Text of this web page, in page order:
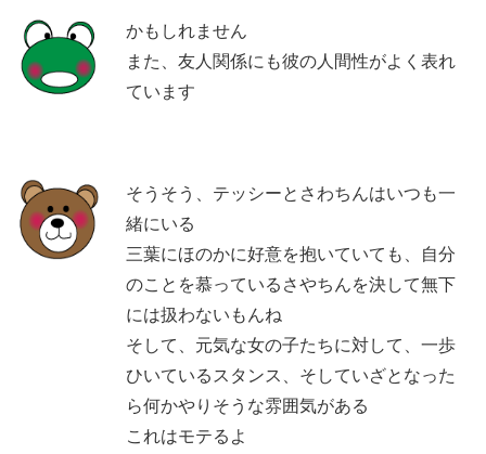
かもしれません
また、友人関係にも彼の人間性がよく表れ
ています
そうそう、テッシーとさわちんはいつも一
緒にいる
三葉にほのかに好意を抱いていても、自分
のことを慕っているさやちんを決して無下
には扱わないもんね
そして、元気な女の子たちに対して、一歩
ひいているスタンス、そしていざとなった
ら何かやりそうな雰囲気がある
これはモテるよ